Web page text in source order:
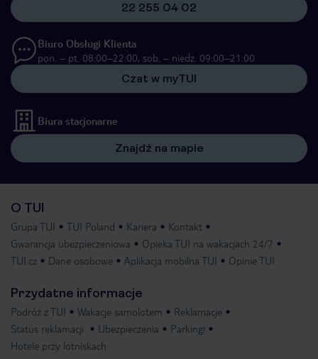
22 255 04 02
Biuro Obsługi Klienta
pon. – pt. 08:00–22:00, sob. – niedz. 09:00–21:00
Czat w myTUI
Biura stacjonarne
Znajdź na mapie
O TUI
Grupa TUI TUI Poland Kariera
Kontakt
Gwarancja ubezpieczeniowa
Opieka TUI na wakacjach 24/7
TUI.cz
Dane osobowe Aplikacja mobilna TUI Opinie TUI
Przydatne informacje
Podróż z TUI Wakacje samolotem
Reklamacje
Status reklamacji
Ubezpieczenia
Parkingi
Hotele przy lotniskach